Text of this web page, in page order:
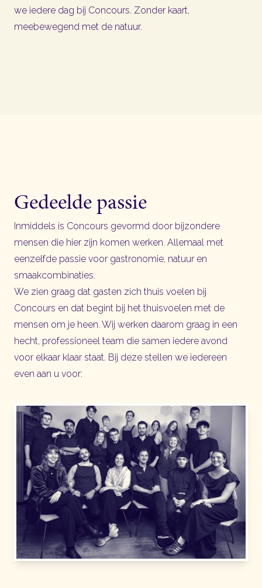
we iedere dag bij Concours. Zonder kaart,
meebewegend met de natuur.
Gedeelde passie
Inmiddels is Concours gevormd door bijzondere
mensen die hier zijn komen werken. Allemaal met
eenzelfde passie voor gastronomie, natuur en
smaakcombinaties.
We zien graag dat gasten zich thuis voelen bij
Concours en dat begint bij het thuisvoelen met de
mensen om je heen. Wij werken daarom graag in een
hecht, professioneel team die samen iedere avond
voor elkaar klaar staat. Bij deze stellen we iedereen
even aan u voor: